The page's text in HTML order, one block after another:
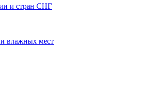
и стран СНГ
влажных мест